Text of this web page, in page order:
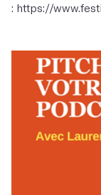
: https://